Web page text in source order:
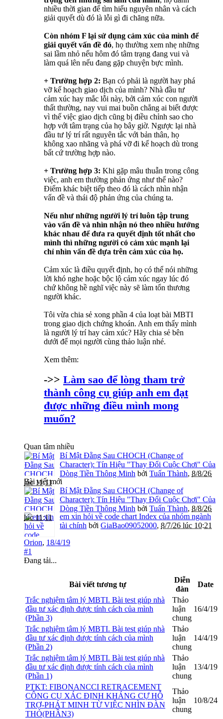
nhiều thời gian để tìm hiểu nguyên nhân và cách
giải quyết dù đó là lỗi gì đi chăng nữa.
Còn nhóm F lại sử dụng cảm xúc của mình để
giải quyết vấn đề đó, họ thường xem nhẹ những
sai lầm nhỏ nếu hôm đó tâm trạng đang vui và
làm quá lên nếu đang gặp chuyện bực mình.
+ Trường hợp 2: Bạn có phải là người hay phá
vỡ kế hoạch giao dịch của mình? Nhà đầu tư
cảm xúc hay mắc lỗi này, bởi cảm xúc con người
thất thường, nay vui mai buồn chẳng ai biết được
vì thế việc giao dịch cũng bị điều chỉnh sao cho
hợp với tâm trạng của họ bây giờ. Ngược lại nhà
đầu tư lý trí rất nguyên tắc với bản thân, họ
không xao nhãng và phá vỡ đi kế hoạch dù trong
bất cứ trường hợp nào.
+ Trường hợp 3: Khi gặp mâu thuẫn trong công
việc, anh em thường phản ứng như thế nào?
Điểm khác biệt tiếp theo đó là cách nhìn nhận
vấn đề và thái độ phản ứng của chúng ta.
Nếu như những người lý trí luôn tập trung
vào vấn đề và nhìn nhận nó theo nhiều hướng
khác nhau để đưa ra quyết định tốt nhất cho
mình thì những người có cảm xúc mạnh lại
chỉ nhìn vấn đề dựa trên cảm xúc của họ.
Cảm xúc là điều quyết định, họ có thể nói những
lời khó nghe hoặc bộc lộ cảm xúc ngay lúc đó
chứ không hề nghĩ việc này sẽ làm tổn thương
người khác.
Tôi vừa chia sẻ xong phần 4 của loạt bài MBTI
trong giao dịch chứng khoán. Anh em thấy mình
là người lý trí hay cảm xúc? Hãy chia sẻ bên
dưới để mọi người cùng thảo luận nhé.
Xem thêm:
->> Làm sao để lòng tham trở
thành công cụ giúp anh em đạt
được những điều mình mong
muốn?
Quan tâm nhiều
Bí Mật Đằng Sau CHOCH (Change of
Character): Tín Hiệu "Thay Đổi Cuộc Chơi" Của
Dòng Tiền Thông Minh bởi Tuấn Thành, 8/8/26
lúc 11:11
Bài viết mới
Bí Mật Đằng Sau CHOCH (Change of
Character): Tín Hiệu "Thay Đổi Cuộc Chơi" Của
Dòng Tiền Thông Minh bởi Tuấn Thành, 8/8/26
lúc 11:11
em xin hỏi về code chart Index của nhóm ngành
tài chính bởi GiaBao09052000, 8/7/26 lúc 10:21
Orion, 18/4/19
#1
Đang tải...
Bài viết tương tự
Diễn
đàn
Date
Trắc nghiệm tâm lý MBTI. Bài test giúp nhà
đầu tư xác định được tính cách của mình
(Phần 3)
Thảo
luận
chung
16/4/19
Trắc nghiệm tâm lý MBTI. Bài test giúp nhà
đầu tư xác định được tính cách của mình
(Phần 2)
Thảo
luận
chung
14/4/19
Trắc nghiệm tâm lý MBTI. Bài test giúp nhà
đầu tư xác định được tính cách của mình
(Phần 1)
Thảo
luận
chung
13/4/19
PTKT: FIBONANCCI RETRACEMENT
CÔNG CỤ XÁC ĐỊNH KHÁNG CỰ HỖ
TRỢ-PHÁT MINH TỪ VIỆC NHÌN ĐÀN
THỎ(PHẦN3)
Thảo
luận
chung
10/8/24